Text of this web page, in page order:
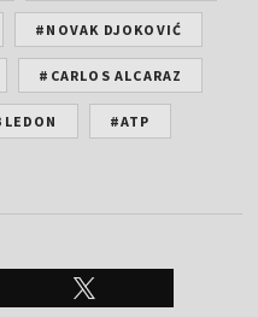
#NOVAK DJOKOVIĆ
#CARLOS ALCARAZ
#ATP